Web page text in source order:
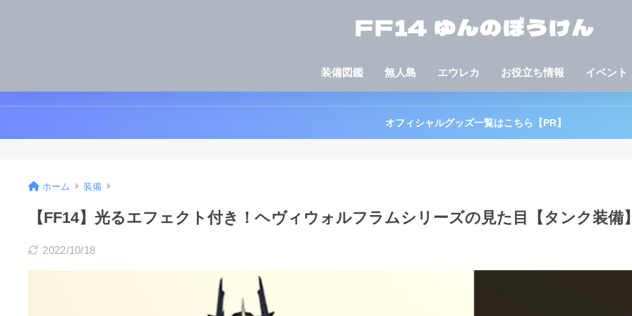
装備図鑑 無人島 エウレカ お役立ち情報 イベント
オフィシャルグッズ一覧はこちら【PR】
ホーム 装備
【FF14】光るエフェクト付き！ヘヴィウォルフラムシリーズの見た目【タンク装備
2022/10/18